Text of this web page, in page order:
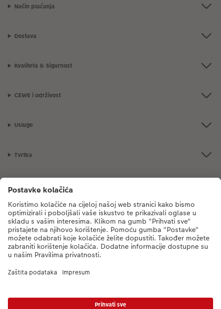
Način plaćanja
Dostava
Kvaliteta & Sigurnost
CEWE i održivost
Usluge
Tvrtka
Ponuda proizvoda
CEWE Fotosvijet
Nazovite nas od ponedjeljka do petka od 8:00 - 17:00 sati (s iznimkom